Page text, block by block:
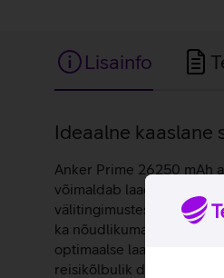
Lisainfo
Lisainfo
Ideaalne kaaslane
Anker Prime 26250 mAh
võimaldab laadida
välitingimustes. Tänu
ka nõudlikuma sülearvuti
optimaalse
reisikõlbulik disain vastab